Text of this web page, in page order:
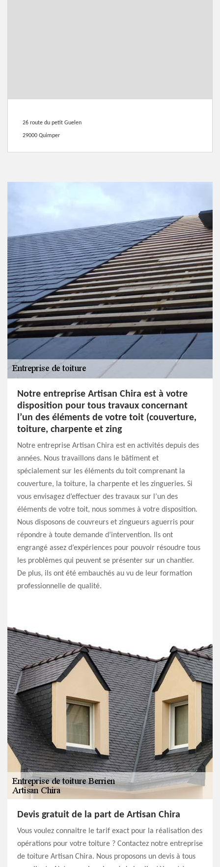
26 route du petit Guelen
29000 Quimper
Notre entreprise Artisan Chira est à votre
disposition pour tous travaux concernant
l’un des éléments de votre toit (couverture,
toiture, charpente et zing
Notre entreprise Artisan Chira est en activités depuis des
années. Nous travaillons dans le bâtiment et
spécialement sur les éléments du toit comprenant la
couverture, la toiture, la charpente et les zingueries. Si
vous envisagez d’effectuer des travaux sur l’un des
éléments de votre toit, nous sommes à votre disposition.
Nous disposons de couvreurs et zingueurs aguerris pour
répondre à toute demande d’intervention. Ils ont
engrangé assez d’expériences pour pouvoir résoudre tous
les problèmes qui peuvent se présenter sur un chantier.
De plus, ils ont été embauchés au vu de leur formation
professionnelle de qualité.
Devis gratuit de la part de Artisan Chira
Vous voulez connaitre le tarif exact pour la réalisation des
opérations pour votre toiture ? Contactez notre entreprise
de toiture Artisan Chira. Nous proposons un devis à tous